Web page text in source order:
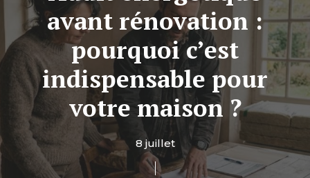
avant rénovation :
pourquoi c’est
indispensable pour
votre maison ?
8 juillet